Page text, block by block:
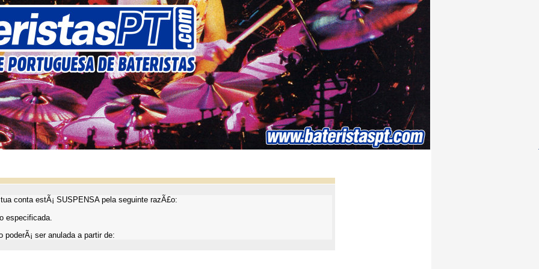
conta estÃ¡ SUSPENSA pela seguinte razÃ£o:
especificada.
poderÃ¡ ser anulada a partir de: